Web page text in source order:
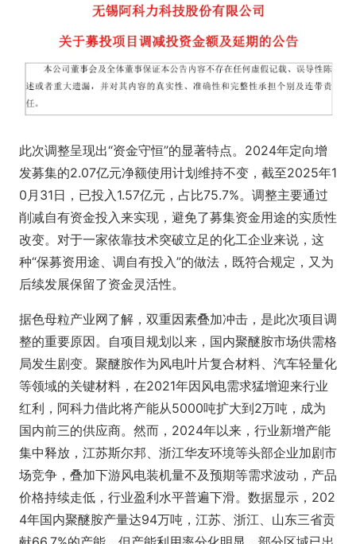
此次调整呈现出“资金守恒”的显著特点。2024年定向增
发募集的2.07亿元净额使用计划维持不变，截至2025年1
0月31日，已投入1.57亿元，占比75.7%。调整主要通过
削减自有资金投入来实现，避免了募集资金用途的实质性
改变。对于一家依靠技术突破立足的化工企业来说，这
种“保募资用途、调自有投入”的做法，既符合规定，又为
后续发展保留了资金灵活性。
据色母粒产业网了解，双重因素叠加冲击，是此次项目调
整的重要原因。自项目规划以来，国内聚醚胺市场供需格
局发生剧变。聚醚胺作为风电叶片复合材料、汽车轻量化
等领域的关键材料，在2021年因风电需求猛增迎来行业
红利，阿科力借此将产能从5000吨扩大到2万吨，成为
国内前三的供应商。然而，2024年以来，行业新增产能
集中释放，江苏斯尔邦、浙江华友环境等头部企业加剧市
场竞争，叠加下游风电装机量不及预期等需求波动，产品
价格持续走低，行业盈利水平普遍下滑。数据显示，202
4年国内聚醚胺产量达94万吨，江苏、浙江、山东三省贡